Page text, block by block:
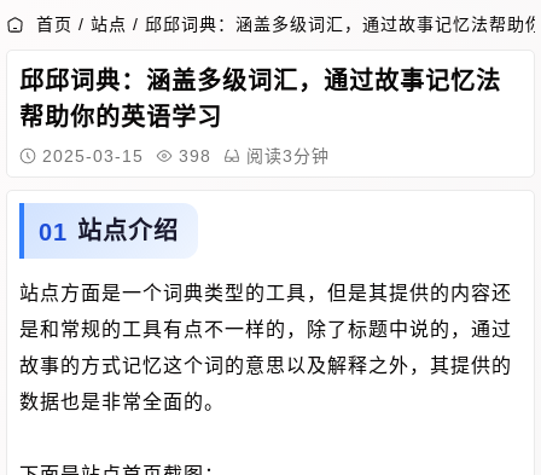
首页 / 站点 / 邱邱词典：涵盖多级词汇，通过故事记忆法帮助
邱邱词典：涵盖多级词汇，通过故事记忆法
帮助你的英语学习
2025-03-15 398 阅读3分钟
站点介绍
站点方面是一个词典类型的工具，但是其提供的内容还
是和常规的工具有点不一样的，除了标题中说的，通过
故事的方式记忆这个词的意思以及解释之外，其提供的
数据也是非常全面的。